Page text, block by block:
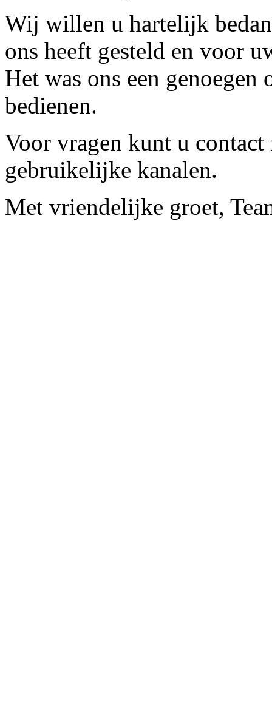
Wij willen u hartelijk
ons heeft gesteld en voor
Het was ons een
bedienen.
Voor vragen kunt u contact
gebruikelijke kanalen.
Met vriendelijke groet,